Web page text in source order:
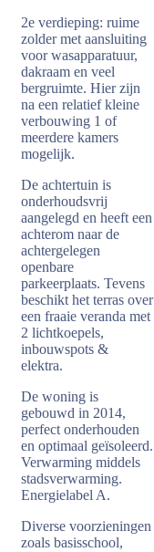
2e verdieping: ruime
zolder met aansluiting
voor wasapparatuur,
dakraam en veel
bergruimte. Hier zijn
na een relatief kleine
verbouwing 1 of
meerdere kamers
mogelijk.
De achtertuin is
onderhoudsvrij
aangelegd en heeft een
achterom naar de
achtergelegen
openbare
parkeerplaats. Tevens
beschikt het terras over
een fraaie veranda met
2 lichtkoepels,
inbouwspots &
elektra.
De woning is
gebouwd in 2014,
perfect onderhouden
en optimaal geïsoleerd.
Verwarming middels
stadsverwarming.
Energielabel A.
Diverse voorzieningen
zoals basisschool,